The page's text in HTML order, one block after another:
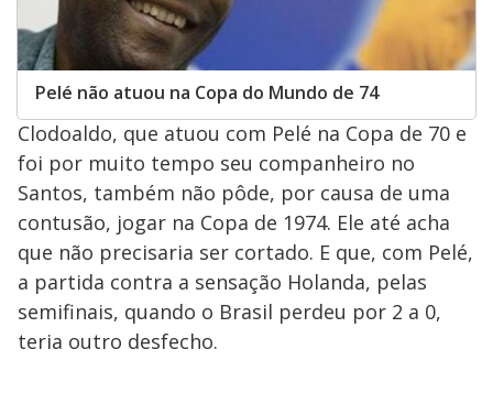
Pelé não atuou na Copa do Mundo de 74
Clodoaldo, que atuou com Pelé na Copa de 70 e
foi por muito tempo seu companheiro no
Santos, também não pôde, por causa de uma
contusão, jogar na Copa de 1974. Ele até acha
que não precisaria ser cortado. E que, com Pelé,
a partida contra a sensação Holanda, pelas
semifinais, quando o Brasil perdeu por 2 a 0,
teria outro desfecho.